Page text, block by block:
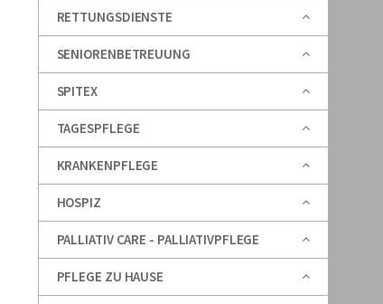
RETTUNGSDIENSTE
SENIORENBETREUUNG
SPITEX
TAGESPFLEGE
KRANKENPFLEGE
HOSPIZ
PALLIATIV CARE - PALLIATIVPFLEGE
PFLEGE ZU HAUSE